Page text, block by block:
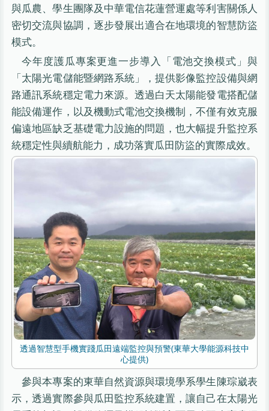
與瓜農、學生團隊及中華電信花蓮營運處等利害關係人
密切交流與協調，逐步發展出適合在地環境的智慧防盜
模式。
今年度護瓜專案更進一步導入「電池交換模式」與
「太陽光電儲能暨網路系統」，提供影像監控設備與網
路通訊系統穩定電力來源。透過白天太陽能發電搭配儲
能設備運作，以及機動式電池交換機制，不僅有效克服
偏遠地區缺乏基礎電力設施的問題，也大幅提升監控系
統穩定性與續航能力，成功落實瓜田防盜的實際成效。
透過智慧型手機實踐瓜田遠端監控與預警(東華大學能源科技中
心提供)
參與本專案的東華自然資源與環境學系學生陳琮崴表
示，透過實際參與瓜田監控系統建置，讓自己在太陽光